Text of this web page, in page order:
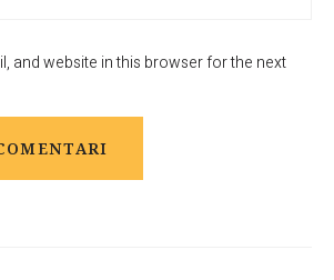
and website in this browser for the next